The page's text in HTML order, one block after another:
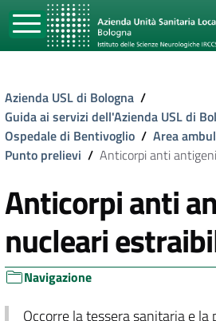
Azienda USL di Bologna /
Guida ai servizi dell'Azienda USL di
Ospedale di Bentivoglio / Area
Punto prelievi / Anticorpi anti
Anticorpi anti
nucleari
Navigazione
Occorre la tessera sanitaria e